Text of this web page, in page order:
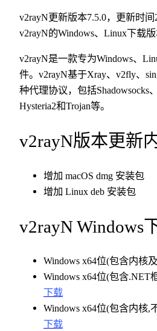
v2rayN更新版本7.5.0，更新时
v2rayN的Windows、Linux下载版
v2rayN是一款专为Windows、
件。v2rayN基于Xray、v2fly、
种代理协议，包括Shadowsocks
Hysteria2和Trojan等。
v2rayN版本更新
增加 macOS dmg 安装包
增加 Linux deb 安装包
v2rayN Windows
Windows x64位(包含内核
Windows x64位(包含.NET
下载
Windows x64位(包含内核,
下载